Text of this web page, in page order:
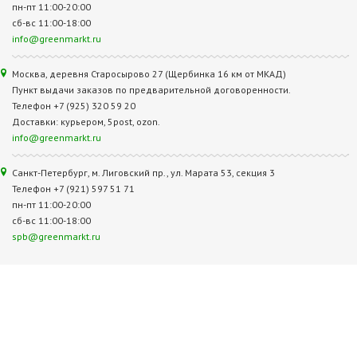
пн-пт 11:00-20:00
сб-вс 11:00-18:00
info@greenmarkt.ru
Москва, деревня Старосырово 27 (Щербинка 16 км от МКАД)
Пункт выдачи заказов по предварительной договоренности.
Телефон +7 (925) 320 59 20
Доставки: курьером, 5post, ozon.
info@greenmarkt.ru
Санкт-Петербург, м. Лиговский пр., ул. Марата 53, секция 3
Телефон +7 (921) 597 51 71
пн-пт 11:00-20:00
сб-вс 11:00-18:00
spb@greenmarkt.ru